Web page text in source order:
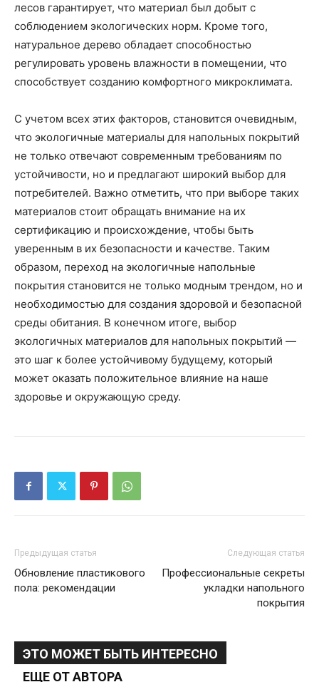
лесов гарантирует, что материал был добыт с
соблюдением экологических норм. Кроме того,
натуральное дерево обладает способностью
регулировать уровень влажности в помещении, что
способствует созданию комфортного микроклимата.
С учетом всех этих факторов, становится очевидным,
что экологичные материалы для напольных покрытий
не только отвечают современным требованиям по
устойчивости, но и предлагают широкий выбор для
потребителей. Важно отметить, что при выборе таких
материалов стоит обращать внимание на их
сертификацию и происхождение, чтобы быть
уверенным в их безопасности и качестве. Таким
образом, переход на экологичные напольные
покрытия становится не только модным трендом, но и
необходимостью для создания здоровой и безопасной
среды обитания. В конечном итоге, выбор
экологичных материалов для напольных покрытий —
это шаг к более устойчивому будущему, который
может оказать положительное влияние на наше
здоровье и окружающую среду.
Предыдущая статья
Обновление пластикового
пола: рекомендации
Следующая статья
Профессиональные секреты
укладки напольного
покрытия
ЭТО МОЖЕТ БЫТЬ ИНТЕРЕСНО
ЕЩЕ ОТ АВТОРА